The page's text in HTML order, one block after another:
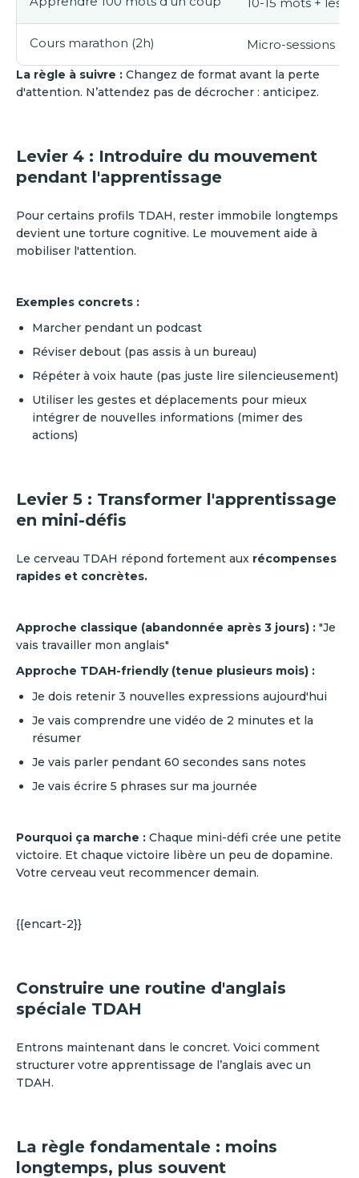
Cours marathon (2h) Micro-sessions
La règle à suivre : Changez de format avant la perte
d'attention. N’attendez pas de décrocher : anticipez.
Levier 4 : Introduire du mouvement
pendant l'apprentissage
Pour certains profils TDAH, rester immobile longtemps
devient une torture cognitive. Le mouvement aide à
mobiliser l'attention.
Exemples concrets :
Marcher pendant un podcast
Réviser debout (pas assis à un bureau)
Répéter à voix haute (pas juste lire silencieusement)
Utiliser les gestes et déplacements pour mieux
intégrer de nouvelles informations (mimer des
actions)
Levier 5 : Transformer l'apprentissage
en mini-défis
Le cerveau TDAH répond fortement aux récompenses
rapides et concrètes.
Approche classique (abandonnée après 3 jours) : "Je
vais travailler mon anglais"
Approche TDAH-friendly (tenue plusieurs mois) :
Je dois retenir 3 nouvelles expressions aujourd'hui
Je vais comprendre une vidéo de 2 minutes et la
résumer
Je vais parler pendant 60 secondes sans notes
Je vais écrire 5 phrases sur ma journée
Pourquoi ça marche : Chaque mini-défi crée une petite
victoire. Et chaque victoire libère un peu de dopamine.
Votre cerveau veut recommencer demain.
{{encart-2}}
Construire une routine d'anglais
spéciale TDAH
Entrons maintenant dans le concret. Voici comment
structurer votre apprentissage de l’anglais avec un
TDAH.
La règle fondamentale : moins
longtemps, plus souvent